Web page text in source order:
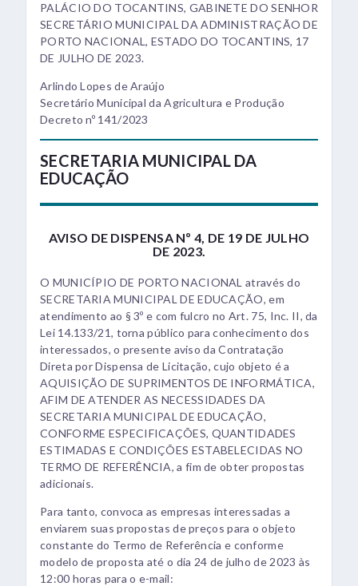
PALÁCIO DO TOCANTINS, GABINETE DO SENHOR
SECRETÁRIO MUNICIPAL DA ADMINISTRAÇÃO DE
PORTO NACIONAL, ESTADO DO TOCANTINS, 17
DE JULHO DE 2023.
Arlindo Lopes de Araújo
Secretário Municipal da Agricultura e Produção
Decreto nº 141/2023
SECRETARIA MUNICIPAL DA
EDUCAÇÃO
AVISO DE DISPENSA Nº 4, DE 19 DE JULHO
DE 2023.
O MUNICÍPIO DE PORTO NACIONAL através do
SECRETARIA MUNICIPAL DE EDUCAÇÃO, em
atendimento ao § 3º e com fulcro no Art. 75, Inc. II, da
Lei 14.133/21, torna público para conhecimento dos
interessados, o presente aviso da Contratação
Direta por Dispensa de Licitação, cujo objeto é a
AQUISIÇÃO DE SUPRIMENTOS DE INFORMÁTICA,
AFIM DE ATENDER AS NECESSIDADES DA
SECRETARIA MUNICIPAL DE EDUCAÇÃO,
CONFORME ESPECIFICAÇÕES, QUANTIDADES
ESTIMADAS E CONDIÇÕES ESTABELECIDAS NO
TERMO DE REFERÊNCIA, a fim de obter propostas
adicionais.
Para tanto, convoca as empresas interessadas a
enviarem suas propostas de preços para o objeto
constante do Termo de Referência e conforme
modelo de proposta até o dia 24 de julho de 2023 às
12:00 horas para o e-mail: